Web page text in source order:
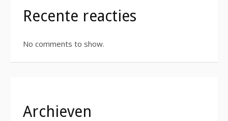
Recente reacties
No comments to show.
Archieven